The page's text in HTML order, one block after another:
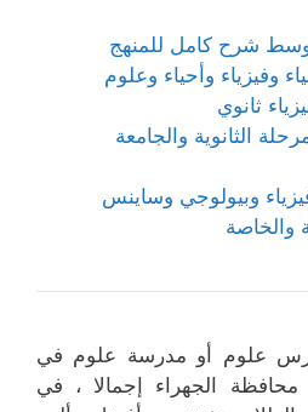
شرح كامل للمنهج
وفيزياء وأحياء وعلوم
ثانوي
الثانوية والجامعة
وبيولوجي وساينس
والخاصة
علوم أو مدرسة علوم في
الجهراء إجمالا ، في